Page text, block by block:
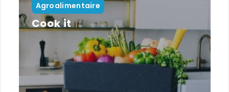
Agroalimentaire
Cook it